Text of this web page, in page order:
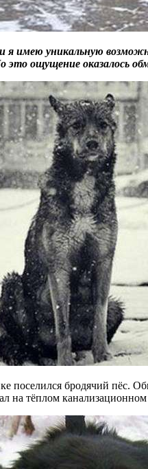
я имею уникальную
ощущение оказалось
поселился бродячий пёс.
на тёплом